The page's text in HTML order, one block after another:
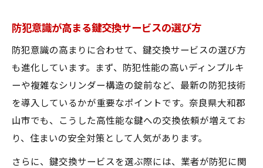
見積もりで差が出る鍵交換サービスの費用
相場
防犯意識が高まる鍵交換サービスの選び方
防犯意識の高まりに合わせて、鍵交換サービスの選び方
も進化しています。まず、防犯性能の高いディンプルキ
ーや複雑なシリンダー構造の錠前など、最新の防犯技術
を導入しているかが重要なポイントです。奈良県大和郡
山市でも、こうした高性能な鍵への交換依頼が増えてお
り、住まいの安全対策として人気があります。
さらに、鍵交換サービスを選ぶ際には、業者が防犯に関